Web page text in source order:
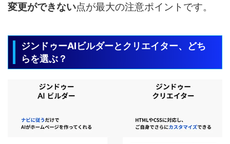
変更ができない点が最大の注意ポイントです。
ジンドゥーAIビルダーとクリエイター、どち
らを選ぶ？